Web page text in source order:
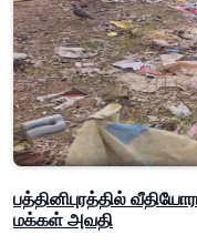
பத்தினிபுரத்தில்
மக்கள் அவதி